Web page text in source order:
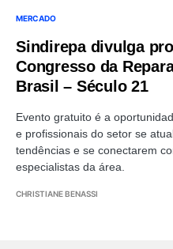
MERCADO
Sindirepa divulga
Congresso da
Brasil – Século 21
Evento gratuito é a
e profissionais do setor se
tendências e se conectarem
especialistas da área.
CHRISTIANE BENASSI